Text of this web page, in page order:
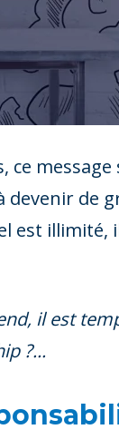
message
de
est
il est
?...